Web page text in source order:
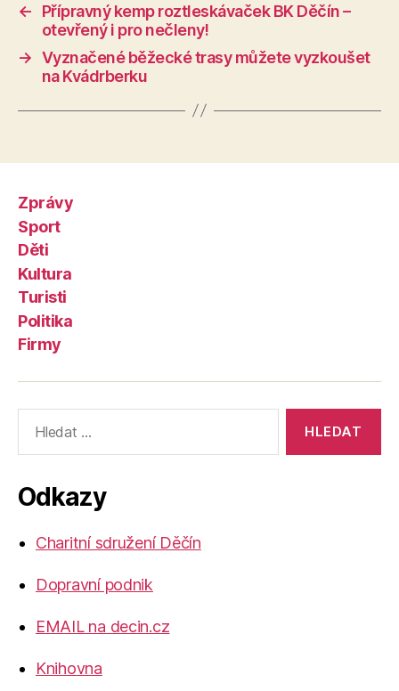
←
Přípravný kemp roztleskávaček BK Děčín –
otevřený i pro nečleny!
→ Vyznačené běžecké trasy můžete vyzkoušet
na Kvádrberku
Zprávy
Sport
Děti
Kultura
Turisti
Politika
Firmy
vyhledávání:
Odkazy
Charitní sdružení Děčín
Dopravní podnik
EMAIL na decin.cz
Knihovna